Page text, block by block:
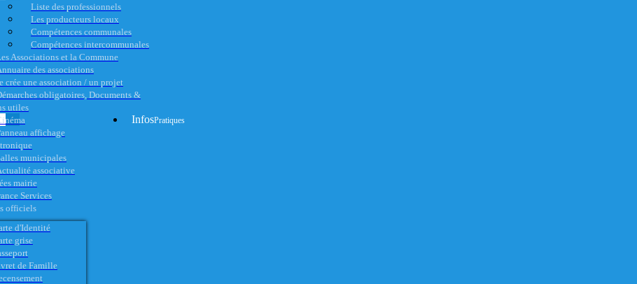
Liste des professionnels
Les producteurs locaux
Compétences communales
Compétences intercommunales
Associations et la Commune
des associations
crée une association / un projet
obligatoires, Documents &
utiles
affichage
municipales
associative
InfosPratiques
mairie
Services
officiels
d'Identité
grise
de Famille